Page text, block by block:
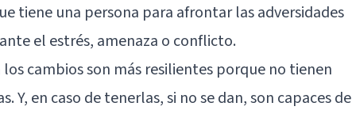
tiene una persona para afrontar las adversidades
el estrés, amenaza o conflicto.
cambios son más resilientes porque no tienen
Y, en caso de tenerlas, si no se dan, son capaces de